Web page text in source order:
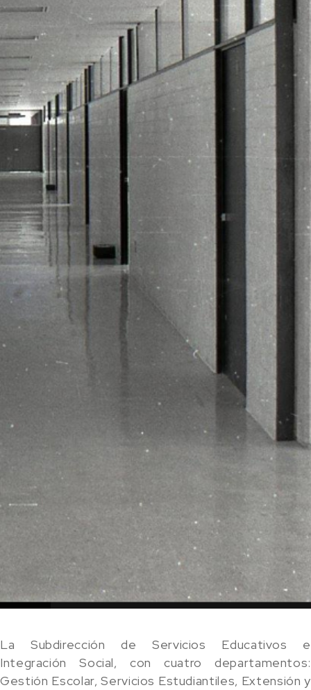
La Subdirección de Servicios Educativos e
Integración Social, con cuatro departamentos:
Gestión Escolar, Servicios Estudiantiles, Extensión y